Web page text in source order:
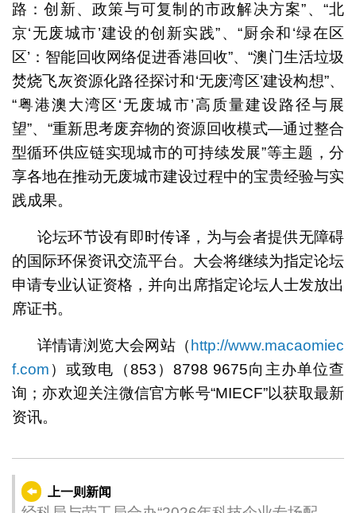
路：创新、政策与可复制的市政解决方案”、“北
京‘无废城市’建设的创新实践”、“厨余和‘绿在区
区’：智能回收网络促进香港回收”、“澳门生活垃圾
焚烧飞灰资源化路径探讨和‘无废湾区’建设构想”、
“粤港澳大湾区‘无废城市’高质量建设路径与展
望”、“重新思考废弃物的资源回收模式—通过整合
型循环供应链实现城市的可持续发展”等主题，分
享各地在推动无废城市建设过程中的宝贵经验与实
践成果。
论坛环节设有即时传译，为与会者提供无障碍
的国际环保资讯交流平台。大会将继续为指定论坛
申请专业认证资格，并向出席指定论坛人士发放出
席证书。
详情请浏览大会网站（ http://www.macaomiec
f.com ）或致电（853）8798 9675向主办单位查
询；亦欢迎关注微信官方帐号“MIECF”以获取最新
资讯。
上一则新闻